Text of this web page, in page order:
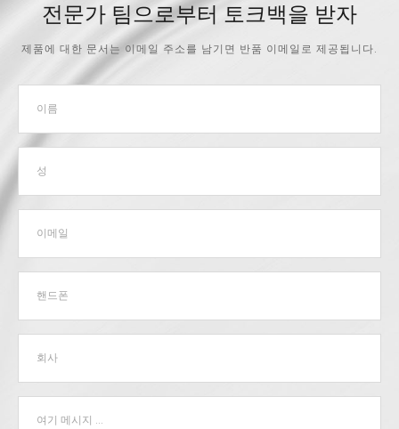
전문가 팀으로부터 토크백을 받자
제품에 대한 문서는 이메일 주소를 남기면 반품 이메일로 제공됩니다.